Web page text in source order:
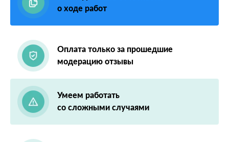
о ходе работ
Оплата только за прошедшие
модерацию отзывы
Умеем работать
со сложными случаями